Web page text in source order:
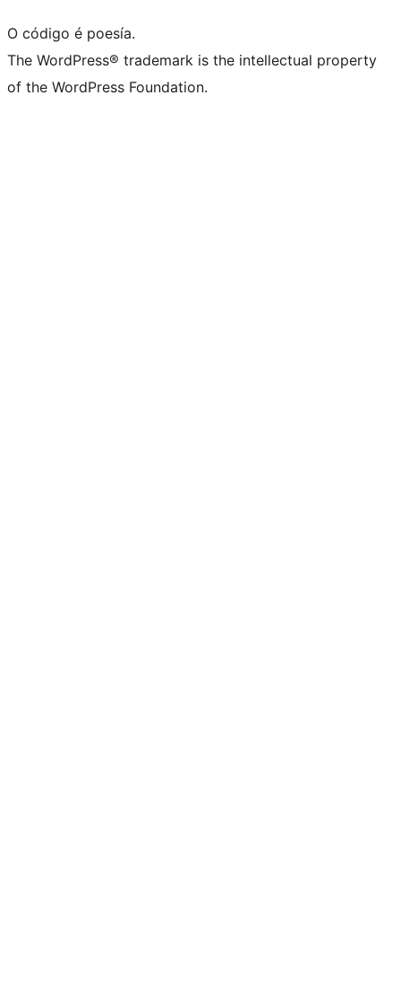
O código é poesía.
The WordPress® trademark is the intellectual property
of the WordPress Foundation.